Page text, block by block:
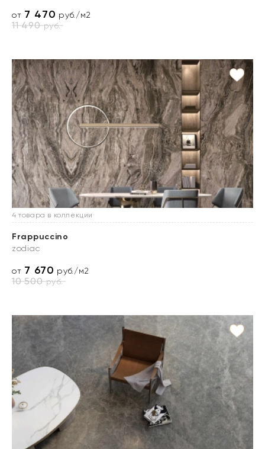
от 7 470 руб./м2
11 490руб.
4 товара в коллекции
Frappuccino
zodiac
от 7 670 руб./м2
10 500руб.